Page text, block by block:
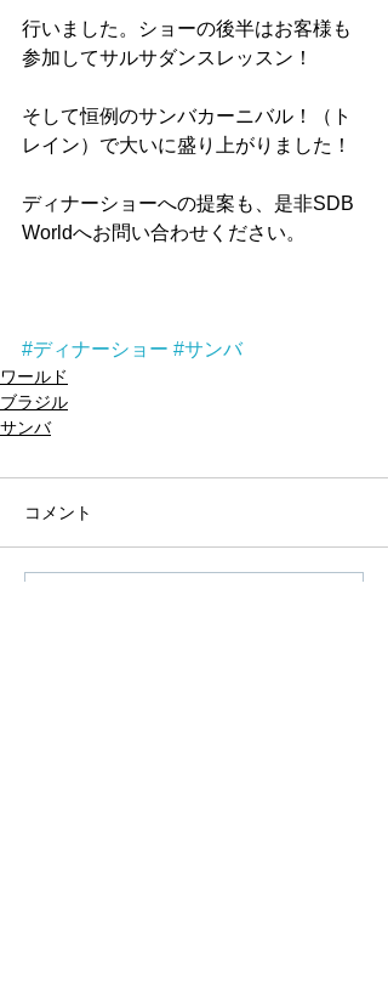
行いました。ショーの後半はお客様も
参加してサルサダンスレッスン！
そして恒例のサンバカーニバル！（ト
レイン）で大いに盛り上がりました！
ディナーショーへの提案も、是非SDB
Worldへお問い合わせください。
#ディナーショー #サンバ
ワールド
ブラジル
サンバ
コメント